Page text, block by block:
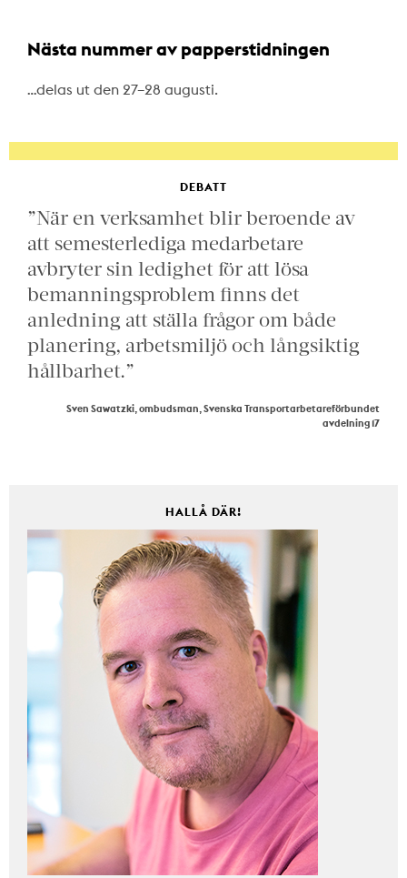
Nästa nummer av papperstidningen
…delas ut den 27–28 augusti.
DEBATT
”När en verksamhet blir beroende av
att semesterlediga medarbetare
avbryter sin ledighet för att lösa
bemanningsproblem finns det
anledning att ställa frågor om både
planering, arbetsmiljö och långsiktig
hållbarhet.”
Sven Sawatzki, ombudsman, Svenska Transportarbetareförbundet
avdelning 17
HALLÅ DÄR!